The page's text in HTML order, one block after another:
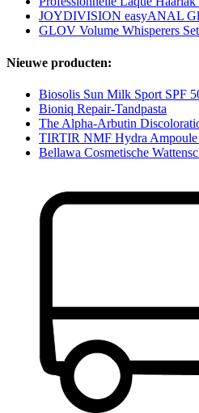
JOYDIVISION easyANAL
GLOV Volume Whisperers Set
Nieuwe producten:
Biosolis Sun Milk Sport SPF
Bioniq Repair-Tandpasta
The Alpha-Arbutin
TIRTIR NMF Hydra Ampoule
Bellawa Cosmetische